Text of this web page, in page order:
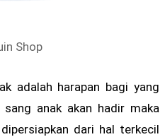
Shop
adalah harapan bagi yang
anak akan hadir maka
dari hal terkecil